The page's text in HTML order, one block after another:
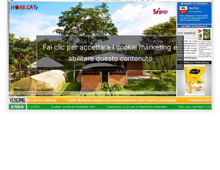
Fai clic per accettare i cookie marketing e
abilitare questo contenuto